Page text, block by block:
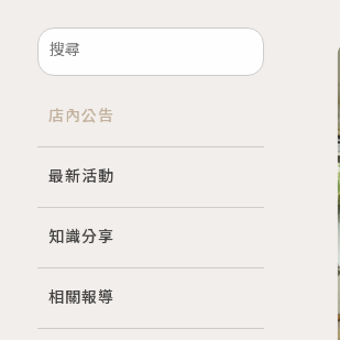
店內公告
最新活動
知識分享
相關報導